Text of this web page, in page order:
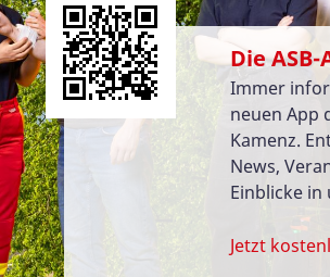
Die
Immer
neuen App
Kamenz.
News,
Einblicke in
Jetzt